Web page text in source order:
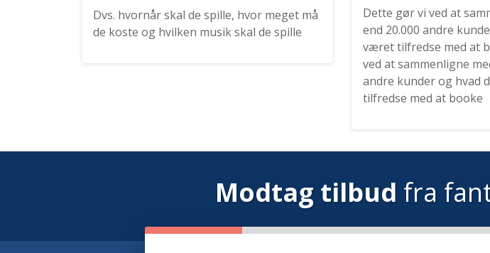
Dvs. hvornår skal de spille, hvor meget må
de koste og hvilken musik skal de spille
Dette gør vi ved at
end 20.000 andre
været tilfredse med at
ved at sammenligne
andre kunder og hvad
tilfredse med at booke
Modtag tilbud fra